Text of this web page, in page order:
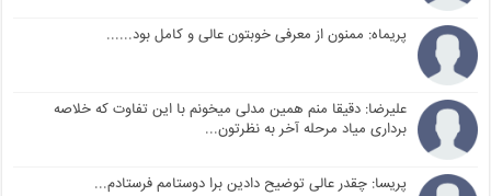
پریماه: ممنون از معرفی خوبتون عالی و کامل بود......
علیرضا: دقیقا منم همین مدلی میخونم با این تفاوت که خلاصه
برداری میاد مرحله آخر به نظرتون...
پریسا: چقدر عالی توضیح دادین برا دوستامم فرستادم...